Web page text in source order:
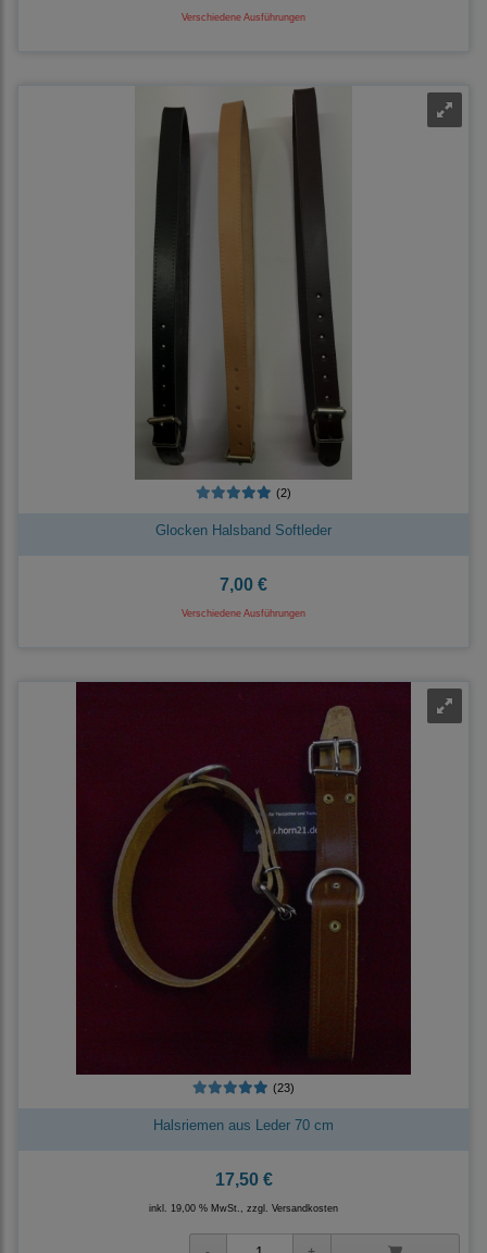
Verschiedene Ausführungen
(2)
Glocken Halsband Softleder
7,00 €
Verschiedene Ausführungen
(23)
Halsriemen aus Leder 70 cm
17,50 €
inkl. 19,00 % MwSt., zzgl. Versandkosten